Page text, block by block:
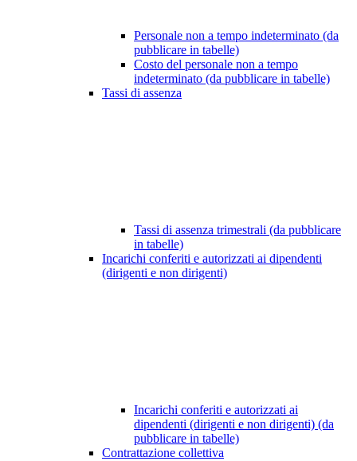
Personale non a tempo indeterminato (da
pubblicare in tabelle)
Costo del personale non a tempo
indeterminato (da pubblicare in tabelle)
Tassi di assenza
Tassi di assenza trimestrali (da pubblicare
in tabelle)
Incarichi conferiti e autorizzati ai dipendenti
(dirigenti e non dirigenti)
Incarichi conferiti e autorizzati ai
dipendenti (dirigenti e non dirigenti) (da
pubblicare in tabelle)
Contrattazione collettiva